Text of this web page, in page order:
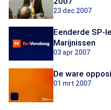
23 dec 2007
Eenderde SP-
Marijnissen
03 apr 2007
De ware
01 mrt 2007